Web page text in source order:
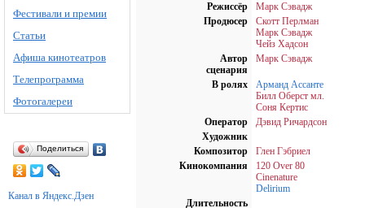
Фестивали и премии
Статьи
Афиша кинотеатров
Телепрограмма
Фотогалереи
Поделиться
Канал в Яндекс.Дзен
Режиссёр
Марк Сэвадж
Продюсер
Скотт Перлман
Марк Сэвадж
Чейз Хадсон
Автор
сценария
Марк Сэвадж
В ролях
Арманд Ассанте
Билл Оберст мл.
Соня Кертис
Оператор
Дэвид Ричардсон
Художник
Композитор
Глен Гэбриел
Кинокомпания
120 Over 80
Cinenature
Delirium
Длительность